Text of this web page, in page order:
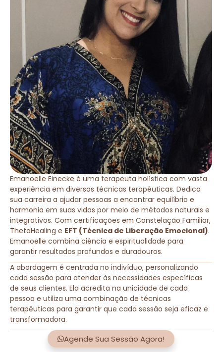
Emanoelle Einecke é uma terapeuta holística com vasta
experiência em diversas técnicas terapêuticas. Dedica
sua carreira a ajudar pessoas a encontrar equilíbrio e
harmonia em suas vidas por meio de métodos naturais e
integrativos. Com certificações em Constelação Familiar,
ThetaHealing e EFT (Técnica de Liberação Emocional).
Emanoelle combina ciência e espiritualidade para
garantir resultados profundos e duradouros.
A abordagem é centrada no indivíduo, personalizando
cada sessão para atender às necessidades específicas
de seus clientes. Ela acredita na unicidade de cada
pessoa e utiliza uma combinação de técnicas
terapêuticas para garantir que cada sessão seja eficaz e
transformadora.
Agende Sua Sessão Agora!